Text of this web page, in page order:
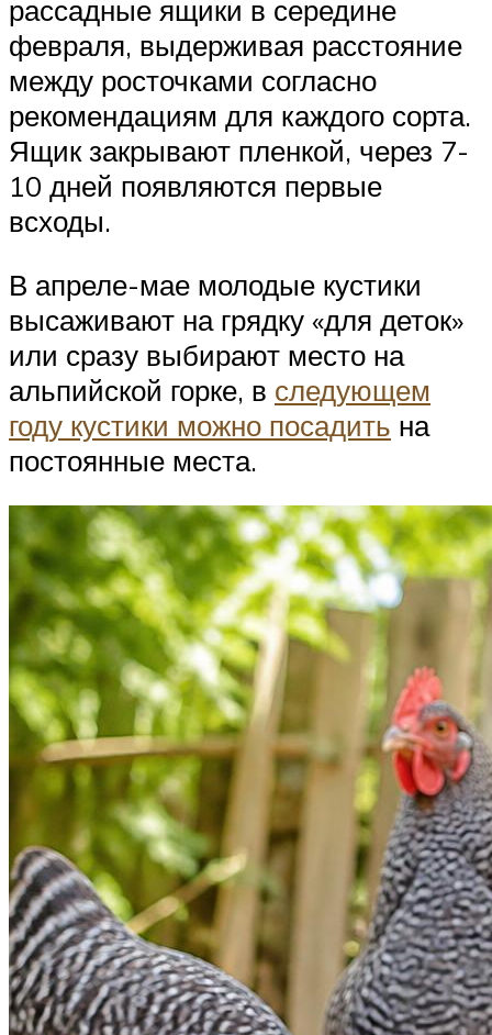
рассадные ящики в середине
февраля, выдерживая расстояние
между росточками согласно
рекомендациям для каждого сорта.
Ящик закрывают пленкой, через 7-
10 дней появляются первые
всходы.
В апреле-мае молодые кустики
высаживают на грядку «для деток»
или сразу выбирают место на
альпийской горке, в следующем
году кустики можно посадить на
постоянные места.